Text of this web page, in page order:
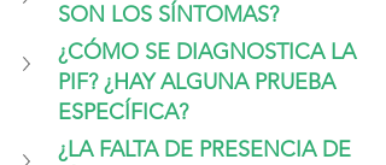
SON LOS SÍNTOMAS?
¿CÓMO SE DIAGNOSTICA LA
PIF? ¿HAY ALGUNA PRUEBA
ESPECÍFICA?
¿LA FALTA DE PRESENCIA DE